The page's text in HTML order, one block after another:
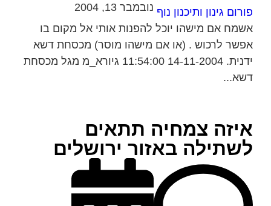
פורום גינון ותיכנון נוף נובמבר 13, 2004
אשמח אם מישהו יוכל להפנות אותי אל מקום בו
אפשר לרכוש . (או אם מישהו מוסר) מכסחת דשא
ידנית. 14-11-2004 11:54:00 גיורא_מ מגל מכסחת
דשא...
איזה צמחיה תתאים
לשתילה באזור ירושלים